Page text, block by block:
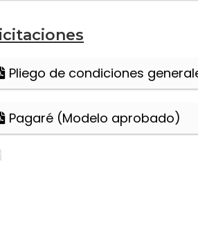
Pliego de condiciones
Pagaré (Modelo aprobado)